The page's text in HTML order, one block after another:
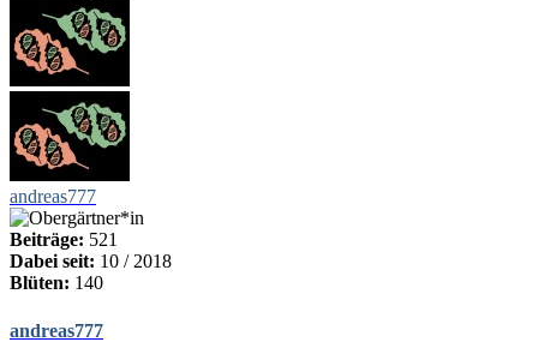
andreas777
Beiträge: 521
Dabei seit: 10 / 2018
Blüten: 140
andreas777